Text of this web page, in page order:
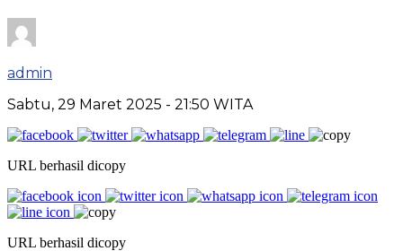
admin
Sabtu, 29 Maret 2025 - 21:50 WITA
URL berhasil dicopy
URL berhasil dicopy